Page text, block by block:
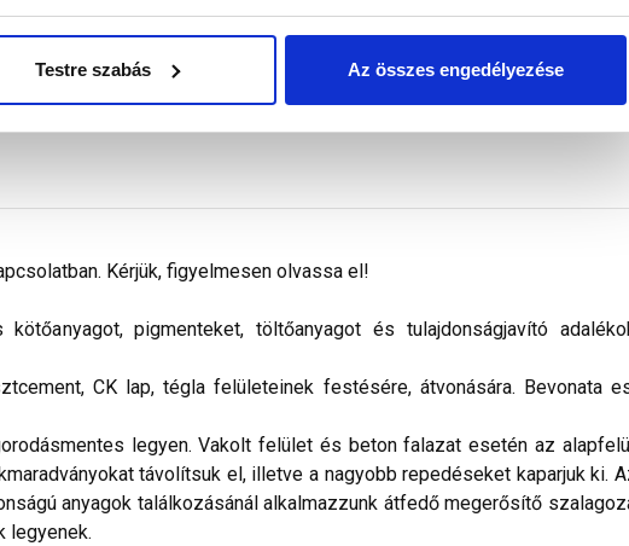
Testre szabás Az összes engedélyezése
Kérjük, figyelmesen olvassa el!
pigmenteket, töltőanyagot és tulajdonságjavító
CK lap, tégla felületeinek festésére, átvonására. Bevonata
legyen. Vakolt felület és beton falazat esetén az
távolítsuk el, illetve a nagyobb repedéseket kaparjuk ki.
anyagok találkozásánál alkalmazzunk átfedő megerősítő
legyenek.